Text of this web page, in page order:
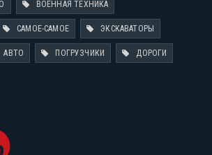
ВОЕННАЯ ТЕХНИКА
САМОЕ-САМОЕ ЭКСКАВАТОРЫ
АВТО ПОГРУЗЧИКИ ДОРОГИ